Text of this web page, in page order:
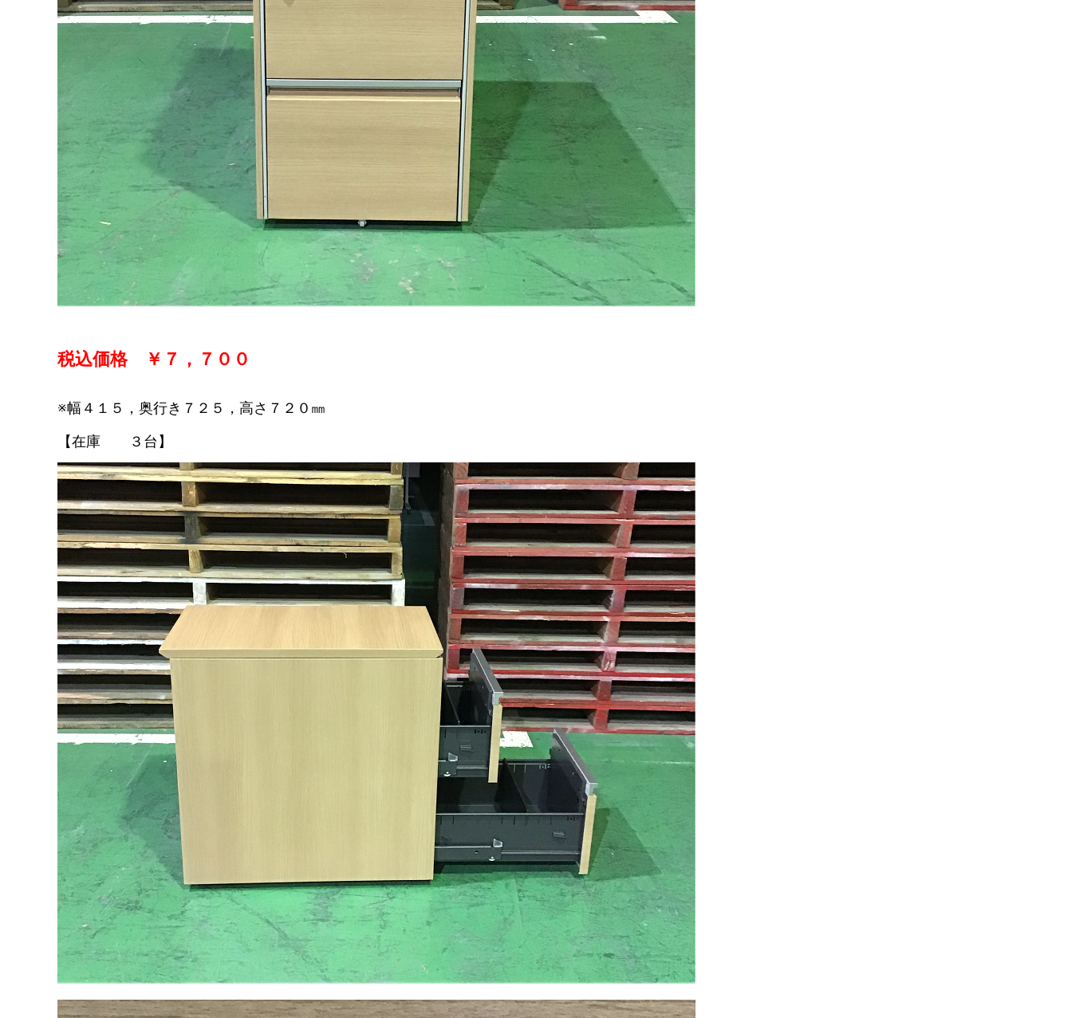
税込価格 ￥７，７００
※幅４１５，奥行き７２５，高さ７２０㎜
【在庫 ３台】